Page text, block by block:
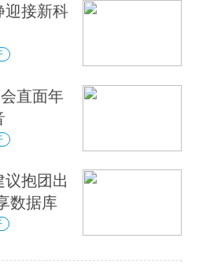
迎接新科
直面年
抱团出
数据库